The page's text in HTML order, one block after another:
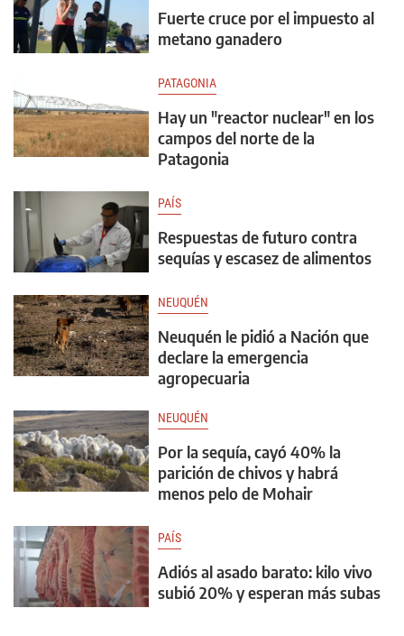
Fuerte cruce por el impuesto al
metano ganadero
PATAGONIA
Hay un "reactor nuclear" en los
campos del norte de la
Patagonia
PAÍS
Respuestas de futuro contra
sequías y escasez de alimentos
NEUQUÉN
Neuquén le pidió a Nación que
declare la emergencia
agropecuaria
NEUQUÉN
Por la sequía, cayó 40% la
parición de chivos y habrá
menos pelo de Mohair
PAÍS
Adiós al asado barato: kilo vivo
subió 20% y esperan más subas